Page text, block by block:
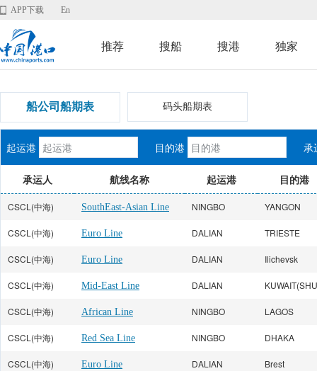
APP下载 En
推荐 搜船 搜港 独家
船公司船期表 码头船期表
起运港 目的港 承
承运人 航线名称 起运港 目的港
CSCL(中海) SouthEast-Asian Line NINGBO YANGON
CSCL(中海) Euro Line DALIAN TRIESTE
CSCL(中海) Euro Line DALIAN Ilichevsk
CSCL(中海) Mid-East Line DALIAN
CSCL(中海) African Line NINGBO LAGOS
CSCL(中海) Red Sea Line NINGBO DHAKA
CSCL(中海) Euro Line DALIAN Brest